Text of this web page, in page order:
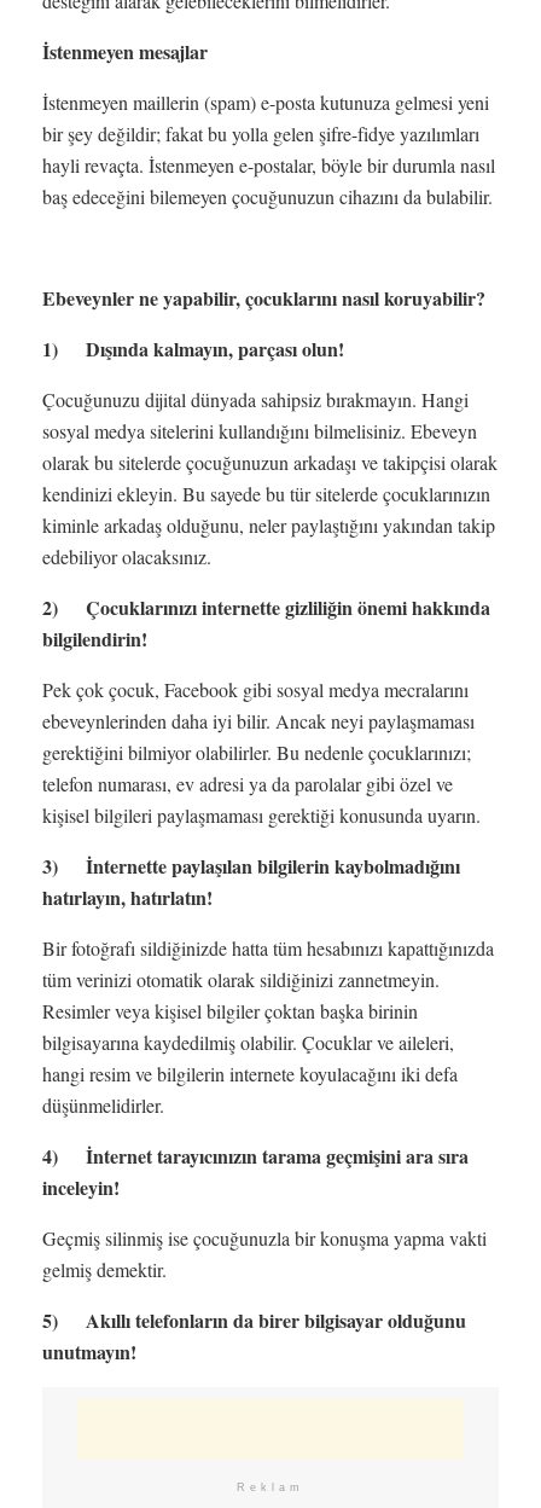
İstenmeyen mesajlar
İstenmeyen maillerin (spam) e-posta kutunuza gelmesi yeni
bir şey değildir; fakat bu yolla gelen şifre-fidye yazılımları
hayli revaçta. İstenmeyen e-postalar, böyle bir durumla nasıl
baş edeceğini bilemeyen çocuğunuzun cihazını da bulabilir.
Ebeveynler ne yapabilir, çocuklarını nasıl koruyabilir?
1) Dışında kalmayın, parçası olun!
Çocuğunuzu dijital dünyada sahipsiz bırakmayın. Hangi
sosyal medya sitelerini kullandığını bilmelisiniz. Ebeveyn
olarak bu sitelerde çocuğunuzun arkadaşı ve takipçisi olarak
kendinizi ekleyin. Bu sayede bu tür sitelerde çocuklarınızın
kiminle arkadaş olduğunu, neler paylaştığını yakından takip
edebiliyor olacaksınız.
2) Çocuklarınızı internette gizliliğin önemi hakkında
bilgilendirin!
Pek çok çocuk, Facebook gibi sosyal medya mecralarını
ebeveynlerinden daha iyi bilir. Ancak neyi paylaşmaması
gerektiğini bilmiyor olabilirler. Bu nedenle çocuklarınızı;
telefon numarası, ev adresi ya da parolalar gibi özel ve
kişisel bilgileri paylaşmaması gerektiği konusunda uyarın.
3) İnternette paylaşılan bilgilerin kaybolmadığını
hatırlayın, hatırlatın!
Bir fotoğrafı sildiğinizde hatta tüm hesabınızı kapattığınızda
tüm verinizi otomatik olarak sildiğinizi zannetmeyin.
Resimler veya kişisel bilgiler çoktan başka birinin
bilgisayarına kaydedilmiş olabilir. Çocuklar ve aileleri,
hangi resim ve bilgilerin internete koyulacağını iki defa
düşünmelidirler.
4) İnternet tarayıcınızın tarama geçmişini ara sıra
inceleyin!
Geçmiş silinmiş ise çocuğunuzla bir konuşma yapma vakti
gelmiş demektir.
5) Akıllı telefonların da birer bilgisayar olduğunu
unutmayın!
Reklam